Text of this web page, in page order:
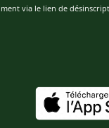
via le lien de